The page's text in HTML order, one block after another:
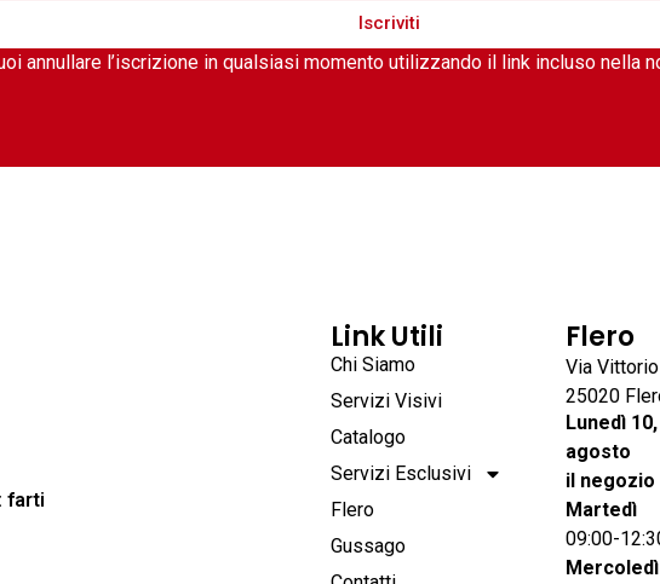
Iscriviti
annullare l’iscrizione in qualsiasi momento utilizzando il link incluso nella
farti
Link Utili
Chi Siamo
Servizi Visivi
Catalogo
Servizi Esclusivi
Flero
Gussago
Flero
Via
25020
Lunedì
agosto
il
Martedì
09:00-
Mercoledì